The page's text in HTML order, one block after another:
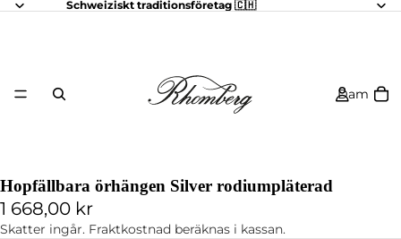
Schweiziskt traditionsföretag 🇨🇭
Dam
Hopfällbara örhängen Silver rodiumpläterad
1 668,00 kr
Skatter ingår. Fraktkostnad beräknas i kassan.